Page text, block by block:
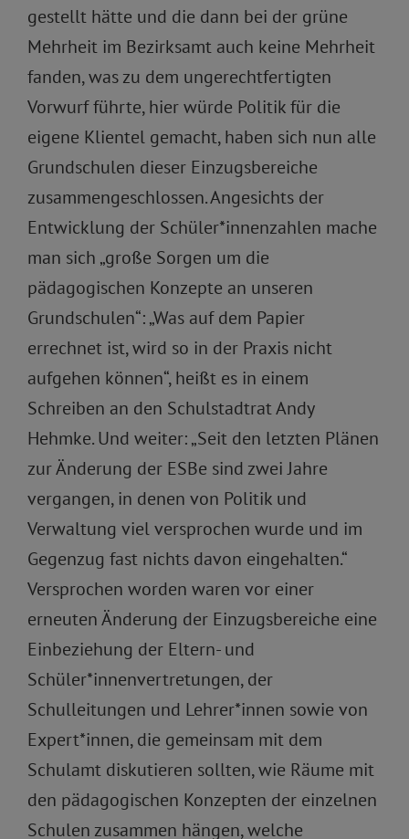
gestellt hätte und die dann bei der grüne
Mehrheit im Bezirksamt auch keine Mehrheit
fanden, was zu dem ungerechtfertigten
Vorwurf führte, hier würde Politik für die
eigene Klientel gemacht, haben sich nun alle
Grundschulen dieser Einzugsbereiche
zusammengeschlossen. Angesichts der
Entwicklung der Schüler*innenzahlen mache
man sich „große Sorgen um die
pädagogischen Konzepte an unseren
Grundschulen“: „Was auf dem Papier
errechnet ist, wird so in der Praxis nicht
aufgehen können“, heißt es in einem
Schreiben an den Schulstadtrat Andy
Hehmke. Und weiter: „Seit den letzten Plänen
zur Änderung der ESBe sind zwei Jahre
vergangen, in denen von Politik und
Verwaltung viel versprochen wurde und im
Gegenzug fast nichts davon eingehalten.“
Versprochen worden waren vor einer
erneuten Änderung der Einzugsbereiche eine
Einbeziehung der Eltern- und
Schüler*innenvertretungen, der
Schulleitungen und Lehrer*innen sowie von
Expert*innen, die gemeinsam mit dem
Schulamt diskutieren sollten, wie Räume mit
den pädagogischen Konzepten der einzelnen
Schulen zusammen hängen, welche